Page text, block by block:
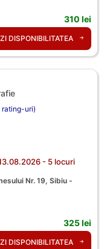
310 lei
DISPONIBILITATEA
rating-uri)
- 5 locuri
Nr. 19, Sibiu -
325 lei
DISPONIBILITATEA